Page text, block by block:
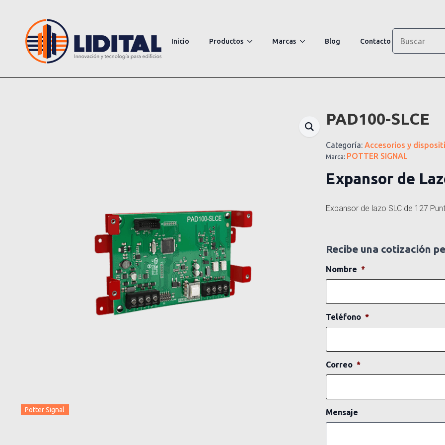
Inicio Productos Marcas Blog Contacto
Potter Signal
PAD100-SLCE
Categoría: Accesorios y
Marca: POTTER SIGNAL
Expansor de
Expansor de lazo SLC de 127
Recibe una cotización
Nombre *
Teléfono *
Correo *
Mensaje